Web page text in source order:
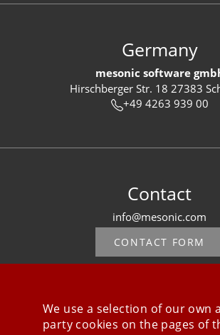
Germany
mesonic software
Hirschberger Str. 18 27383
+49 4263 939 00
Contact
info@mesonic.com
CONTACT FORM
We use a selection of our own
party cookies on the pages of